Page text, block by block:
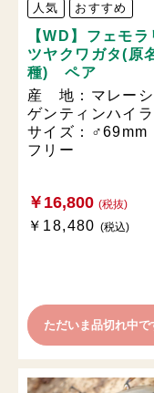
人気 おすすめ
【WD】フェモラ
ツヤクワガタ(原
種) ペア
産 地：マレー
ゲンティンハイ
サイズ：
フリー
￥16,800 (税抜)
￥18,480(税込)
ただいま品切れ中で